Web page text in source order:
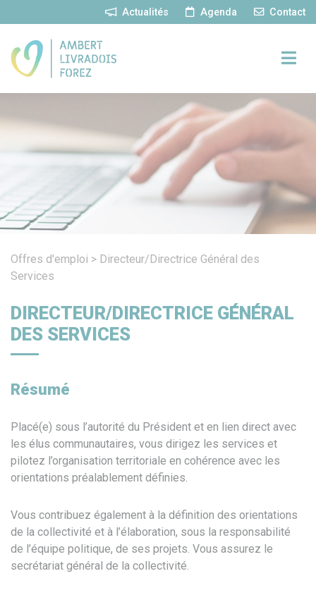
Actualités Agenda Contact
Offres d'emploi > Directeur/Directrice Général des
Services
DIRECTEUR/DIRECTRICE GÉNÉRAL
DES SERVICES
Résumé
Placé(e) sous l’autorité du Président et en lien direct avec
les élus communautaires, vous dirigez les services et
pilotez l’organisation territoriale en cohérence avec les
orientations préalablement définies.
Vous contribuez également à la définition des orientations
de la collectivité et à l’élaboration, sous la responsabilité
de l’équipe politique, de ses projets. Vous assurez le
secrétariat général de la collectivité.
Panneau de gestion des cookies